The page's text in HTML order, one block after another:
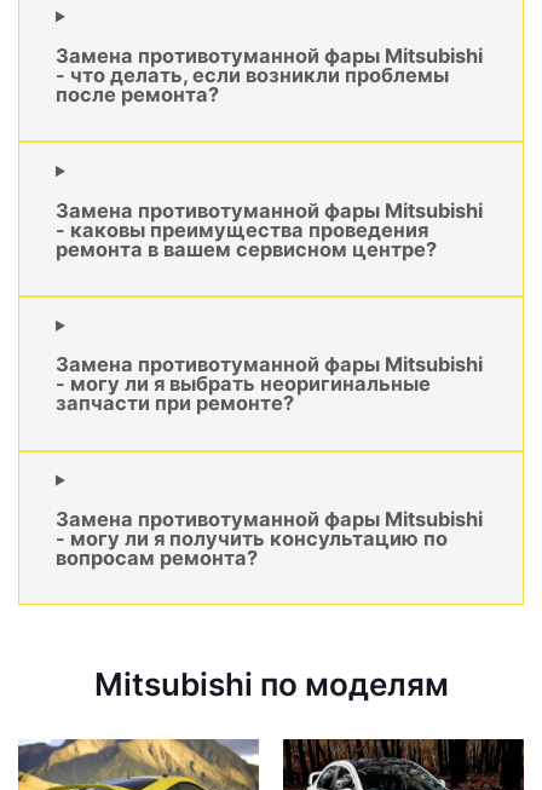
Замена противотуманной фары Mitsubishi
- что делать, если возникли проблемы
после ремонта?
Замена противотуманной фары Mitsubishi
- каковы преимущества проведения
ремонта в вашем сервисном центре?
Замена противотуманной фары Mitsubishi
- могу ли я выбрать неоригинальные
запчасти при ремонте?
Замена противотуманной фары Mitsubishi
- могу ли я получить консультацию по
вопросам ремонта?
Mitsubishi по моделям